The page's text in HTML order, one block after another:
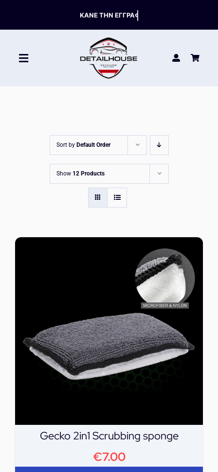
content
Toggle
ΑΞΕΣΟΥΑΡ
HOT OFFERS
Sort by Default Order
Show 12 Products
Gecko 2in1 Scrubbing sponge
€7.00